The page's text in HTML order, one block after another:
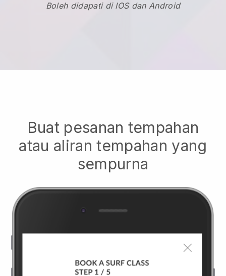
Boleh didapati di IOS dan Android
Buat pesanan tempahan
atau aliran tempahan yang
sempurna